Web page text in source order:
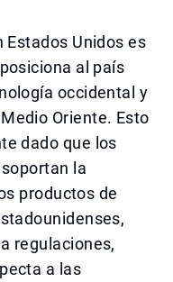
Estados Unidos es
al país
occidental y
Oriente. Esto
dado que los
la
productos de
regulaciones,
a las